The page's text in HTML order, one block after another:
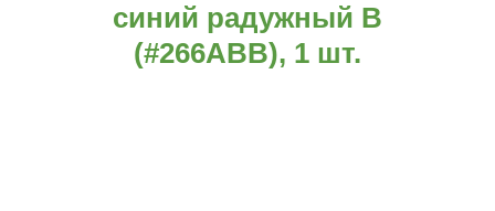
синий радужный B
(#266ABB), 1 шт.